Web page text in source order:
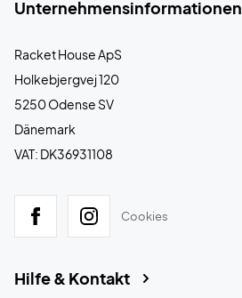
Unternehmensinformationen
Racket House ApS
Holkebjergvej 120
5250 Odense SV
Dänemark
VAT: DK36931108
Cookies
Hilfe & Kontakt